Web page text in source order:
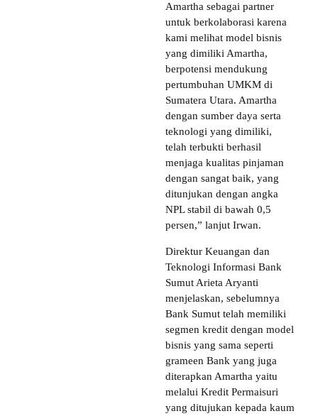
Amartha sebagai partner
untuk berkolaborasi karena
kami melihat model bisnis
yang dimiliki Amartha,
berpotensi mendukung
pertumbuhan UMKM di
Sumatera Utara. Amartha
dengan sumber daya serta
teknologi yang dimiliki,
telah terbukti berhasil
menjaga kualitas pinjaman
dengan sangat baik, yang
ditunjukan dengan angka
NPL stabil di bawah 0,5
persen,” lanjut Irwan.
Direktur Keuangan dan
Teknologi Informasi Bank
Sumut Arieta Aryanti
menjelaskan, sebelumnya
Bank Sumut telah memiliki
segmen kredit dengan model
bisnis yang sama seperti
grameen Bank yang juga
diterapkan Amartha yaitu
melalui Kredit Permaisuri
yang ditujukan kepada kaum